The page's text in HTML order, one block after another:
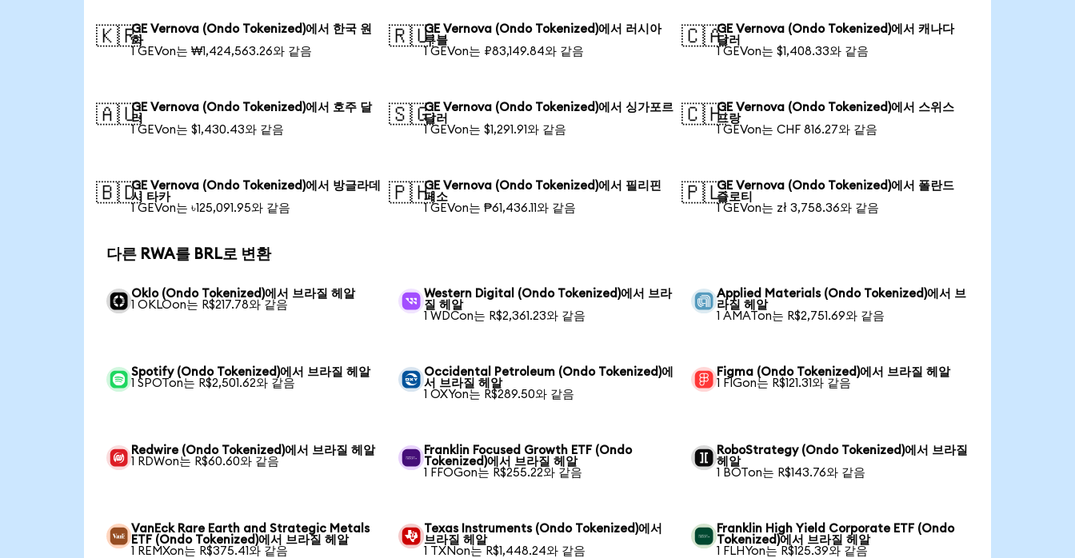
🇰🇷GE Vernova (Ondo Tokenized)에서 한국 원
화
1 GEVon는 ₩1,424,563.26와 같음
🇷🇺GE Vernova (Ondo Tokenized)에서 러시아
루블
1 GEVon는 ₽83,149.84와 같음
🇨🇦GE Vernova (Ondo Tokenized)에서 캐나다
달러
1 GEVon는 $1,408.33와 같음
🇦🇺GE Vernova (Ondo Tokenized)에서 호주 달
러
1 GEVon는 $1,430.43와 같음
🇸🇬GE Vernova (Ondo Tokenized)에서 싱가포르
달러
1 GEVon는 $1,291.91와 같음
🇨🇭GE Vernova (Ondo Tokenized)에서 스위스
프랑
1 GEVon는 CHF 816.27와 같음
🇧🇩GE Vernova (Ondo Tokenized)에서 방글라데
시 타카
1 GEVon는 ৳125,091.95와 같음
🇵🇭GE Vernova (Ondo Tokenized)에서 필리핀
페소
1 GEVon는 ₱61,436.11와 같음
🇵🇱GE Vernova (Ondo Tokenized)에서 폴란드
즐로티
1 GEVon는 zł 3,758.36와 같음
다른 RWA를 BRL로 변환
Oklo (Ondo Tokenized)에서 브라질 헤알
1 OKLOon는 R$217.78와 같음
Western Digital (Ondo Tokenized)에서 브라
질 헤알
1 WDCon는 R$2,361.23와 같음
Applied Materials (Ondo Tokenized)에서 브
라질 헤알
1 AMATon는 R$2,751.69와 같음
Spotify (Ondo Tokenized)에서 브라질 헤알
1 SPOTon는 R$2,501.62와 같음
Occidental Petroleum (Ondo Tokenized)에
서 브라질 헤알
1 OXYon는 R$289.50와 같음
Figma (Ondo Tokenized)에서 브라질 헤알
1 FIGon는 R$121.31와 같음
Redwire (Ondo Tokenized)에서 브라질 헤알
1 RDWon는 R$60.60와 같음
Franklin Focused Growth ETF (Ondo
Tokenized)에서 브라질 헤알
1 FFOGon는 R$255.22와 같음
RoboStrategy (Ondo Tokenized)에서 브라질
헤알
1 BOTon는 R$143.76와 같음
VanEck Rare Earth and Strategic Metals
ETF (Ondo Tokenized)에서 브라질 헤알
1 REMXon는 R$375.41와 같음
Texas Instruments (Ondo Tokenized)에서
브라질 헤알
1 TXNon는 R$1,448.24와 같음
Franklin High Yield Corporate ETF (Ondo
Tokenized)에서 브라질 헤알
1 FLHYon는 R$125.39와 같음